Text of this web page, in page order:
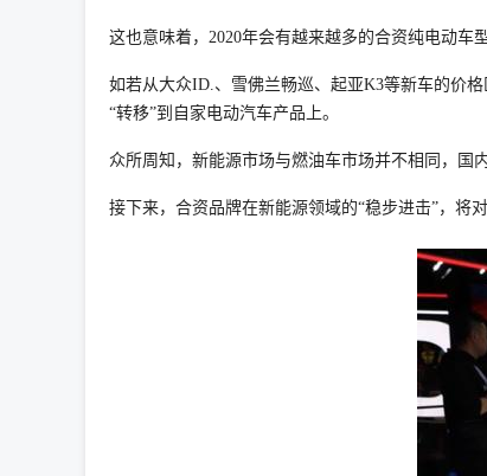
这也意味着，2020年会有越来越多的合资纯电动车
如若从大众ID.、雪佛兰畅巡、起亚K3等新车的价
“转移”到自家电动汽车产品上。
众所周知，新能源市场与燃油车市场并不相同，国
接下来，合资品牌在新能源领域的“稳步进击”，将